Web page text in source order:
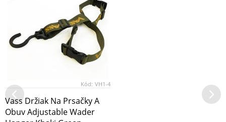
Kód: VH1-4
Vass Držiak Na Prsačky A
Obuv Adjustable Wader